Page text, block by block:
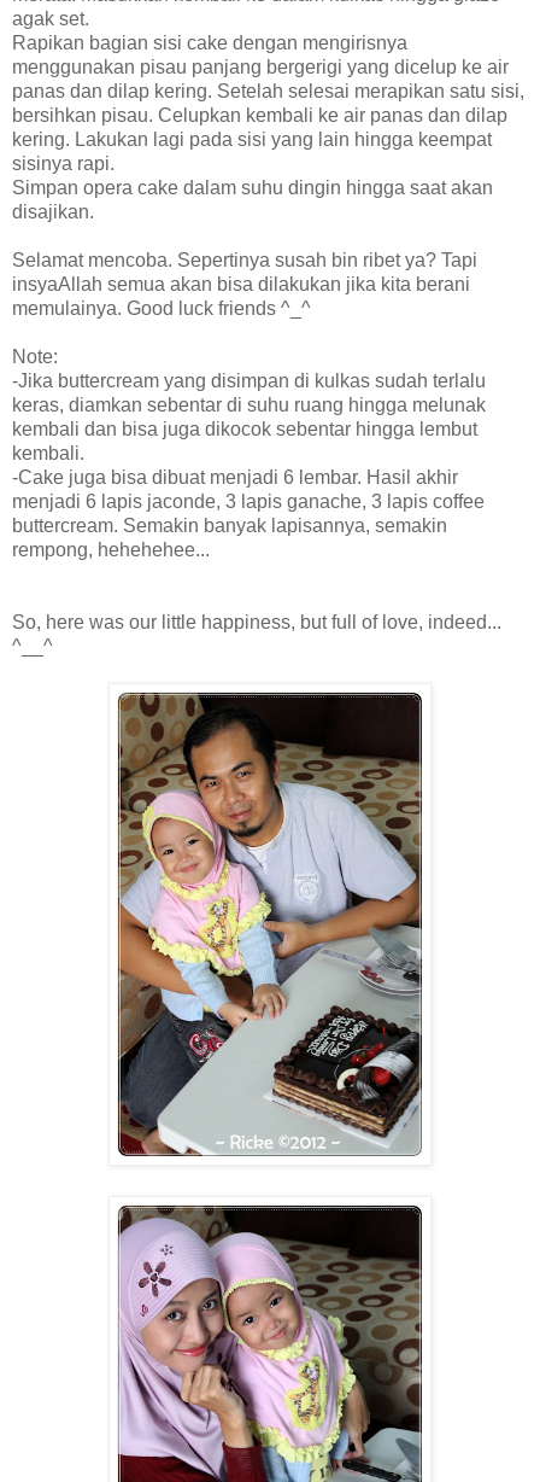
agak set.
Rapikan bagian sisi cake dengan mengirisnya
menggunakan pisau panjang bergerigi yang dicelup ke air
panas dan dilap kering. Setelah selesai merapikan satu sisi,
bersihkan pisau. Celupkan kembali ke air panas dan dilap
kering. Lakukan lagi pada sisi yang lain hingga keempat
sisinya rapi.
Simpan opera cake dalam suhu dingin hingga saat akan
disajikan.
Selamat mencoba. Sepertinya susah bin ribet ya? Tapi
insyaAllah semua akan bisa dilakukan jika kita berani
memulainya. Good luck friends ^_^
Note:
-Jika buttercream yang disimpan di kulkas sudah terlalu
keras, diamkan sebentar di suhu ruang hingga melunak
kembali dan bisa juga dikocok sebentar hingga lembut
kembali.
-Cake juga bisa dibuat menjadi 6 lembar. Hasil akhir
menjadi 6 lapis jaconde, 3 lapis ganache, 3 lapis coffee
buttercream. Semakin banyak lapisannya, semakin
rempong, hehehehee...
So, here was our little happiness, but full of love, indeed...
^__^